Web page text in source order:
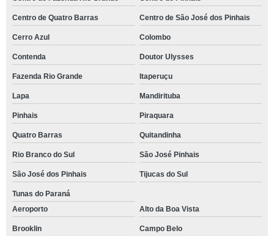
Centro de Quatro Barras Centro de São José dos Pinhais
Cerro Azul Colombo
Contenda Doutor Ulysses
Fazenda Rio Grande Itaperuçu
Lapa Mandirituba
Pinhais Piraquara
Quatro Barras Quitandinha
Rio Branco do Sul São José Pinhais
São José dos Pinhais Tijucas do Sul
Tunas do Paraná
Aeroporto
Alto da Boa Vista
Brooklin Campo Belo